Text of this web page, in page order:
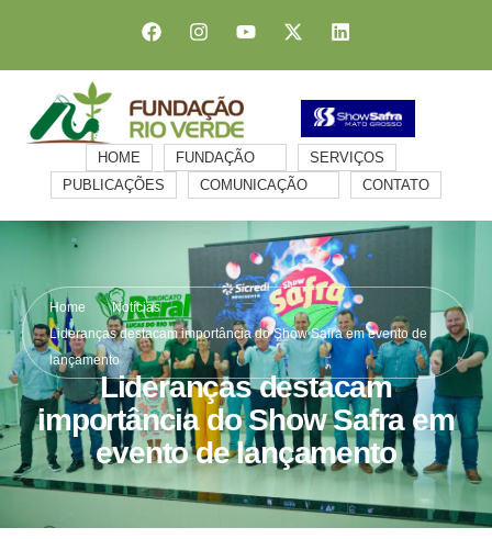
HOME FUNDAÇÃO
SERVIÇOS
PUBLICAÇÕES
COMUNICAÇÃO CONTATO
Home
Notícias
Lideranças destacam importância do Show Safra em evento de
lançamento
Lideranças destacam
importância do Show Safra em
evento de lançamento